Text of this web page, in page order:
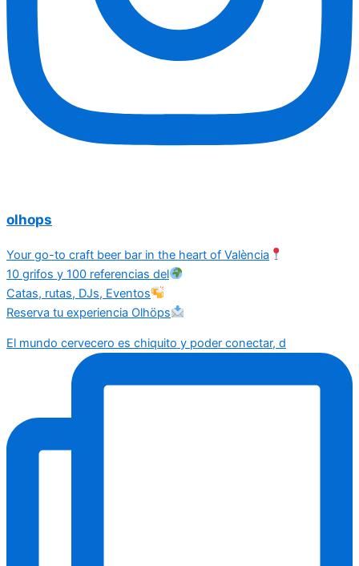
olhops
Your go-to craft beer bar in the heart of València
10 grifos y 100 referencias del
Catas, rutas, DJs, Eventos
Reserva tu experiencia Olhöps
El mundo cervecero es chiquito y poder conectar, d